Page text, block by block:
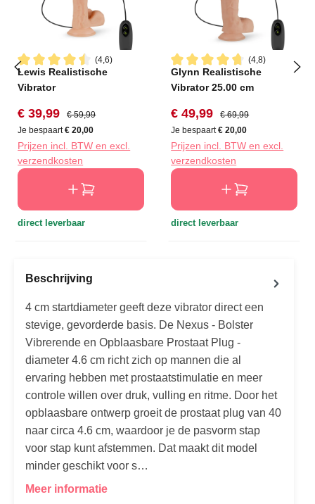
(4,6)
Gemiddelde waardering van 4.6 van 5 sterren
Lewis Realistische
Vibrator
Verkoopprijs:
€ 39,99 Normale prijs:
€ 59,99
Je bespaart€ 20,00
Prijzen incl. BTW en excl.
verzendkosten
direct leverbaar
(4,8)
Gemiddelde waardering van
Glynn Realistische
Vibrator 25.00 cm
Verkoopprijs:
€ 49,99 Normale prijs:
€ 69,99
Je bespaart€ 20,00
Prijzen incl. BTW en excl.
verzendkosten
direct leverbaar
Beschrijving
4 cm startdiameter geeft deze vibrator direct een
stevige, gevorderde basis. De Nexus - Bolster
Vibrerende en Opblaasbare Prostaat Plug -
diameter 4.6 cm richt zich op mannen die al
ervaring hebben met prostaatstimulatie en meer
controle willen over druk, vulling en ritme. Door het
opblaasbare ontwerp groeit de prostaat plug van 40
naar circa 4.6 cm, waardoor je de pasvorm stap
voor stap kunt afstemmen. Dat maakt dit model
minder geschikt voor s…
Meer informatie